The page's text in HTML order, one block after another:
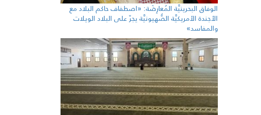
الوفاق البحرينيَّة المُعارِضَة: «اصطفاف حاكم البلاد مع
الأجندة الأمريكيَّة الصُّهيونيَّة يجرّ على البلاد الويلات
والمفاسد»